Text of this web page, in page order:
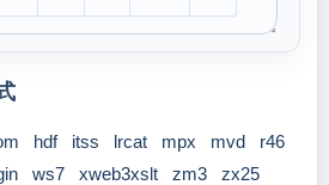
hdf itss lrcat mpx mvd
r46
ws7 xweb3xslt zm3
zx25